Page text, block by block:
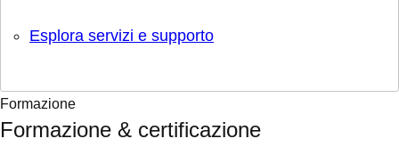
Esplora servizi e supporto
Formazione
Formazione & certificazione